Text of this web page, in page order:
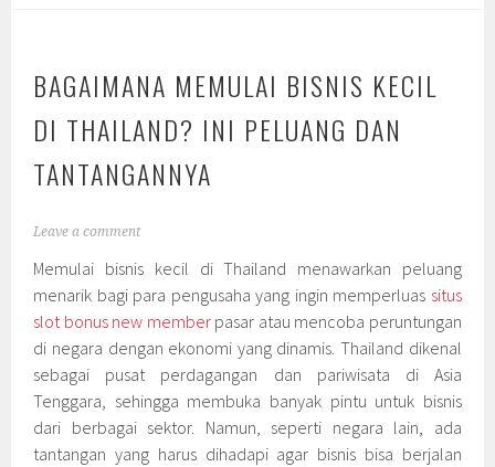
BAGAIMANA MEMULAI BISNIS KECIL
DI THAILAND? INI PELUANG DAN
TANTANGANNYA
Leave a comment
Memulai bisnis kecil di Thailand menawarkan peluang
menarik bagi para pengusaha yang ingin memperluas situs
slot bonus new memberpasar atau mencoba peruntungan
di negara dengan ekonomi yang dinamis. Thailand dikenal
sebagai pusat perdagangan dan pariwisata di Asia
Tenggara, sehingga membuka banyak pintu untuk bisnis
dari berbagai sektor. Namun, seperti negara lain, ada
tantangan yang harus dihadapi agar bisnis bisa berjalan